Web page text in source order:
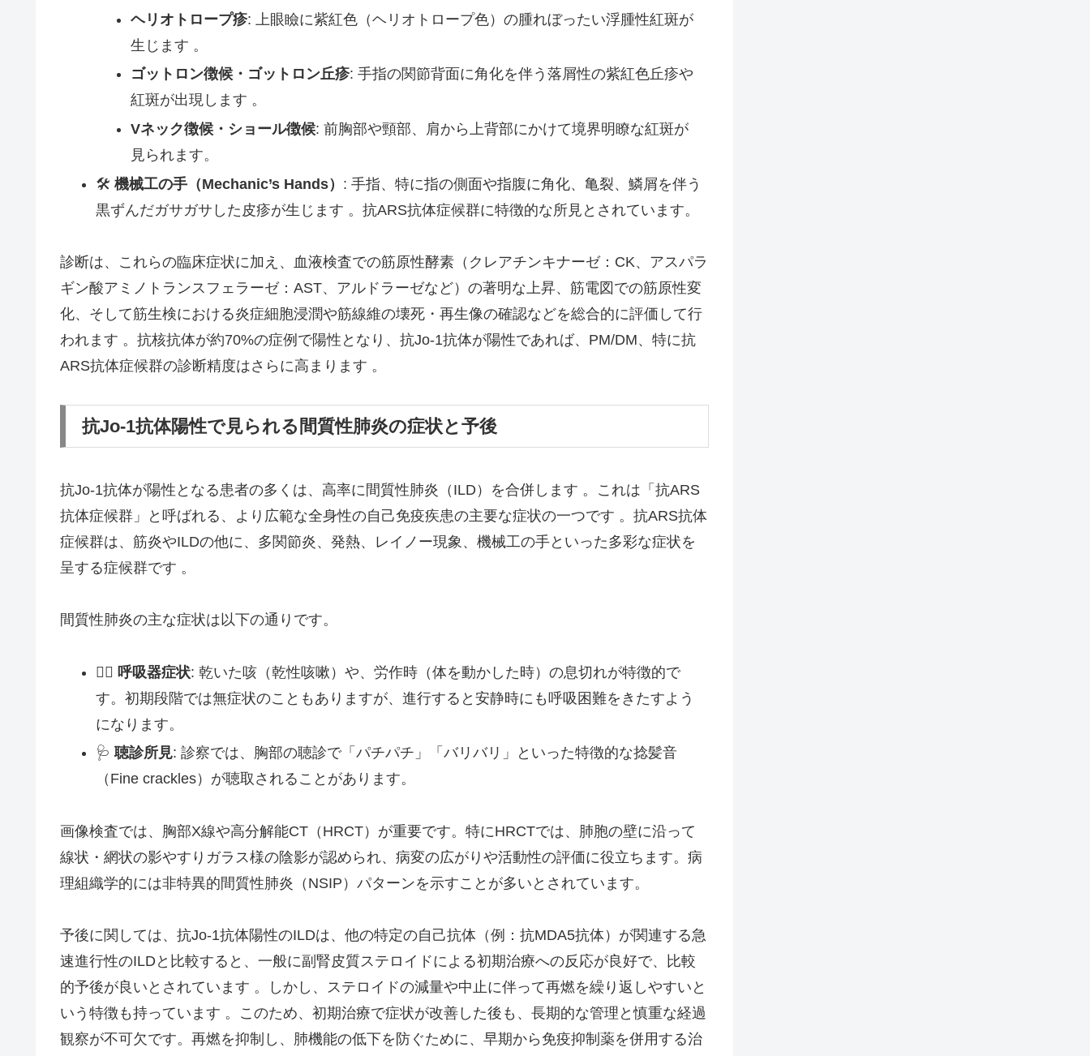
ヘリオトロープ疹: 上眼瞼に紫紅色（ヘリオトロープ色）の腫れぼったい浮腫性紅斑が
生じます 。
ゴットロン徴候・ゴットロン丘疹: 手指の関節背面に角化を伴う落屑性の紫紅色丘疹や
紅斑が出現します 。
Vネック徴候・ショール徴候: 前胸部や頸部、肩から上背部にかけて境界明瞭な紅斑が
見られます。
🛠️ 機械工の手（Mechanic’s Hands） : 手指、特に指の側面や指腹に角化、亀裂、鱗屑を伴う
黒ずんだガサガサした皮疹が生じます 。抗ARS抗体症候群に特徴的な所見とされています。
診断は、これらの臨床症状に加え、血液検査での筋原性酵素（クレアチンキナーゼ：CK、アスパラ
ギン酸アミノトランスフェラーゼ：AST、アルドラーゼなど）の著明な上昇、筋電図での筋原性変
化、そして筋生検における炎症細胞浸潤や筋線維の壊死・再生像の確認などを総合的に評価して行
われます 。抗核抗体が約70%の症例で陽性となり、抗Jo-1抗体が陽性であれば、PM/DM、特に抗
ARS抗体症候群の診断精度はさらに高まります 。
抗Jo-1抗体陽性で見られる間質性肺炎の症状と予後
抗Jo-1抗体が陽性となる患者の多くは、高率に間質性肺炎（ILD）を合併します 。これは「抗ARS
抗体症候群」と呼ばれる、より広範な全身性の自己免疫疾患の主要な症状の一つです 。抗ARS抗体
症候群は、筋炎やILDの他に、多関節炎、発熱、レイノー現象、機械工の手といった多彩な症状を
呈する症候群です 。
間質性肺炎の主な症状は以下の通りです。
😮‍💨 呼吸器症状: 乾いた咳（乾性咳嗽）や、労作時（体を動かした時）の息切れが特徴的で
す。初期段階では無症状のこともありますが、進行すると安静時にも呼吸困難をきたすよう
になります。
🩺 聴診所見: 診察では、胸部の聴診で「パチパチ」「バリバリ」といった特徴的な捻髪音
（Fine crackles）が聴取されることがあります。
画像検査では、胸部X線や高分解能CT（HRCT）が重要です。特にHRCTでは、肺胞の壁に沿って
線状・網状の影やすりガラス様の陰影が認められ、病変の広がりや活動性の評価に役立ちます。病
理組織学的には非特異的間質性肺炎（NSIP）パターンを示すことが多いとされています。
予後に関しては、抗Jo-1抗体陽性のILDは、他の特定の自己抗体（例：抗MDA5抗体）が関連する急
速進行性のILDと比較すると、一般に副腎皮質ステロイドによる初期治療への反応が良好で、比較
的予後が良いとされています 。しかし、ステロイドの減量や中止に伴って再燃を繰り返しやすいと
いう特徴も持っています 。このため、初期治療で症状が改善した後も、長期的な管理と慎重な経過
観察が不可欠です。再燃を抑制し、肺機能の低下を防ぐために、早期から免疫抑制薬を併用する治